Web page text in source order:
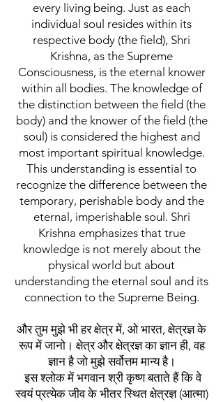
every living being. Just as each
individual soul resides within its
respective body (the field), Shri
Krishna, as the Supreme
Consciousness, is the eternal knower
within all bodies. The knowledge of
the distinction between the field (the
body) and the knower of the field (the
soul) is considered the highest and
most important spiritual knowledge.
This understanding is essential to
recognize the difference between the
temporary, perishable body and the
eternal, imperishable soul. Shri
Krishna emphasizes that true
knowledge is not merely about the
physical world but about
understanding the eternal soul and its
connection to the Supreme Being.
और तुम मुझे भी हर क्षेत्र में, ओ भारत, क्षेत्रज्ञ के
रूप में जानो। क्षेत्र और क्षेत्रज्ञ का ज्ञान ही, वह
ज्ञान है जो मुझे सर्वोत्तम मान्य है।
इस श्लोक में भगवान श्री कृष्ण बताते हैं कि वे
स्वयं प्रत्येक जीव के भीतर स्थित क्षेत्रज्ञ (आत्मा)